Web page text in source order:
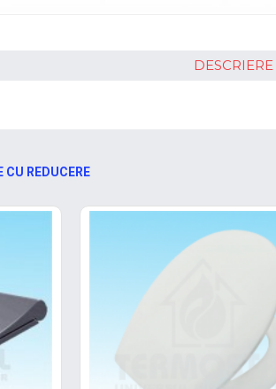
CU REDUCERE